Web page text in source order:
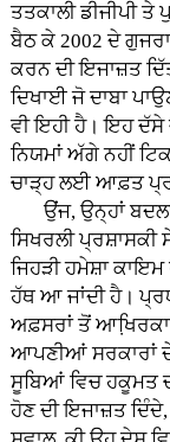
ਤਤਕਾਲੀ ਡੀਜੀਪੀ
ਬੈਠ ਕੇ 2002 ਦੇ
ਕਰਨ ਦੀ ਇਜਾਜ਼ਤ
ਦਿਖਾਈ ਜੋ ਦਾਬਾ
ਵੀ ਇਹੀ ਹੈ। ਇਹ ਦੱਸੇ
ਨਿਯਮਾਂ ਅੱਗੇ ਨਹੀਂ
ਚਾੜ੍ਹ ਲਈ ਆਫ਼ਤ
ਉਂਜ, ਉਨ੍ਹਾਂ ਬਦਲਾ
ਸਿਖਰਲੀ
ਜਿਹੜੀ ਹਮੇਸ਼ਾ ਕਾਇਮ
ਹੱਥ ਆ ਜਾਂਦੀ ਹੈ।
ਅਫ਼ਸਰਾਂ ਤੋਂ
ਆਪਣੀਆਂ ਸਰਕਾਰਾਂ
ਸੂਬਿਆਂ ਵਿਚ ਹਕੂਮਤ
ਹੋਣ ਦੀ ਇਜਾਜ਼ਤ